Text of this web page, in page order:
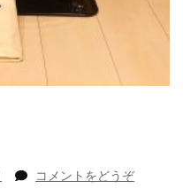
コメントをどうぞ(あ